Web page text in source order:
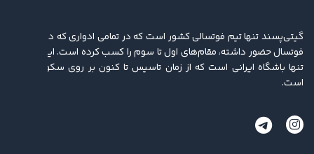
گیتی‌پسند تنها تیم فوتسالی کشور است که در تمامی ادواری که در لیگ برتر
فوتسال حضور داشته، مقام‌های اول تا سوم را کسب کرده ‌است. این باشگاه
تنها باشگاه ایرانی است که از زمان تاسیس تا کنون بر روی سکو ایستاده
است.